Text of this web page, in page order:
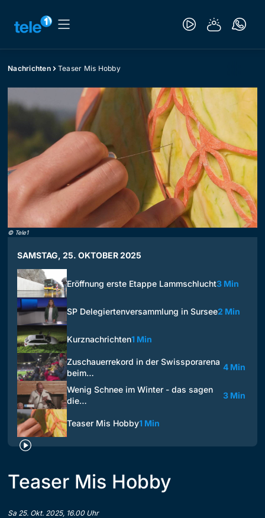
Nachrichten Teaser Mis Hobby
© Tele1
SAMSTAG, 25. OKTOBER 2025
Eröffnung erste Etappe Lammschlucht3 Min
SP Delegiertenversammlung in Sursee2 Min
Kurznachrichten1 Min
Zuschauerrekord in der Swissporarena
beim…
4 Min
Wenig Schnee im Winter - das sagen
die…
3 Min
Teaser Mis Hobby1 Min
Teaser Mis Hobby
Sa 25. Okt. 2025, 16.00 Uhr